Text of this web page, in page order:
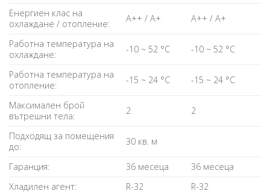
Енергиен клас на
охлаждане / отопление:
A++ / A+ A++ / A+
Работна температура на
охлаждане:
-10 ~ 52 °C -10 ~ 52 °C
Работна температура на
отопление:
-15 ~ 24 °C -15 ~ 24 °C
Максимален брой
вътрешни тела:
2 2
Подходящ за помещения
до:
30 кв. м
Гаранция: 36 месеца
36 месеца
Хладилен агент:
R-32
R-32